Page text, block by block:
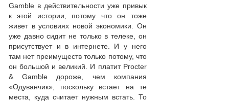
Gamble в действительности уже привык
к этой истории, потому что он тоже
живет в условиях новой экономики. Он
уже давно сидит не только в телеке, он
присутствует и в интернете. И у него
там нет преимуществ только потому, что
он большой и великий. И платит Procter
& Gamble дороже, чем компания
«Одуванчик», поскольку встает на те
места, куда считает нужным встать. То